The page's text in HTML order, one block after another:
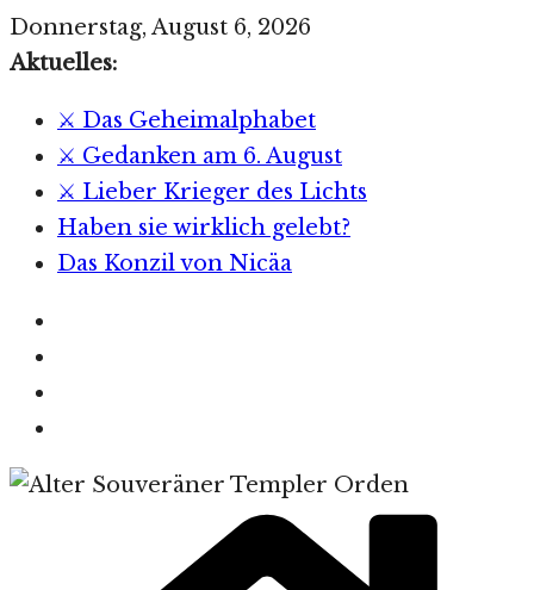
Zum
Inhalt
Donnerstag, August 6, 2026
Aktuelles:
⚔️ Das Geheimalphabet
⚔️ Gedanken am 6. August
⚔️ Lieber Krieger des Lichts
Haben sie wirklich gelebt?
Das Konzil von Nicäa